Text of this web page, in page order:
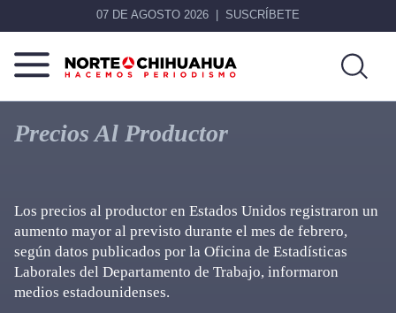
07 DE AGOSTO 2026 SUSCRÍBETE
Norte
De
Chihuahua
Más
que
noticias,
Precios Al Productor
Los precios al productor en Estados Unidos registraron un
aumento mayor al previsto durante el mes de febrero,
según datos publicados por la Oficina de Estadísticas
Laborales del Departamento de Trabajo, informaron
medios estadounidenses.